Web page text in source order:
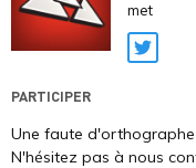
met
PARTICIPER
Une faute
N'hésitez pas à nous